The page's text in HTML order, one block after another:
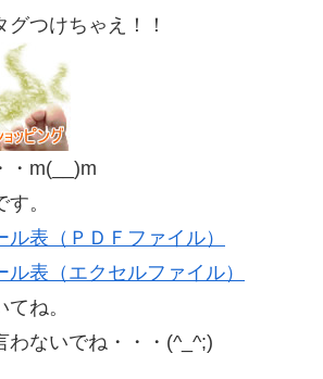
つけちゃえ！！
・m(__)m
。
表（ＰＤＦファイル）
表（エクセルファイル）
ね。
わないでね・・・(^_^;)